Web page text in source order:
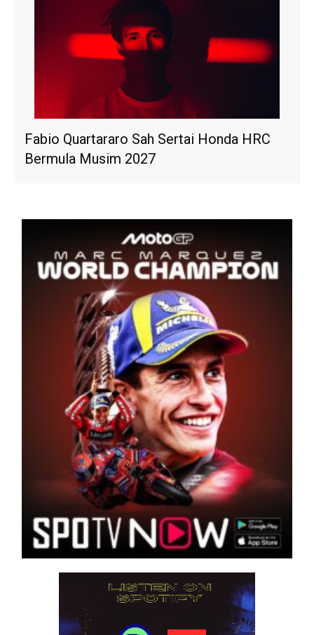
Fabio Quartararo Sah Sertai Honda HRC
Bermula Musim 2027